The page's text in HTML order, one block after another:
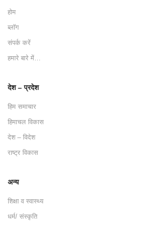
होम
ब्लॉग
संपर्क करें
हमारे बारे में…
देश – प्रदेश
हिम समाचार
हिमाचल विकास
देश – विदेश
राष्ट्र विकास
अन्य
शिक्षा व स्वास्थ्य
धर्म/ संस्कृति